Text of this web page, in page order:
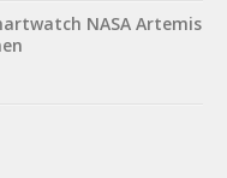
NASA Artemis